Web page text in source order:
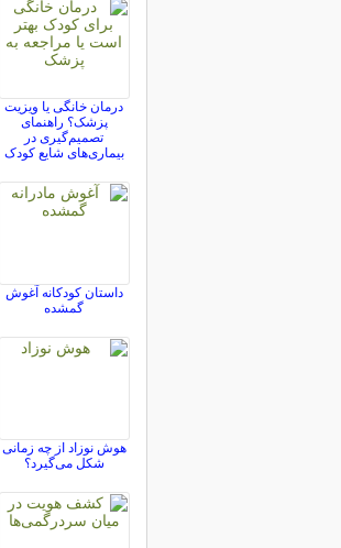
درمان خانگی یا ویزیت
پزشک؟ راهنمای
تصمیم‌گیری در
بیماری‌های شایع کودک
داستان کودکانه آغوش
گمشده
هوش نوزاد از چه زمانی
شکل می‌گیرد؟